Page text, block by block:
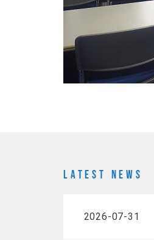
LATEST NEWS
2026-07-31